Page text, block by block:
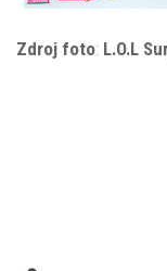
Zdroj foto: L.O.L